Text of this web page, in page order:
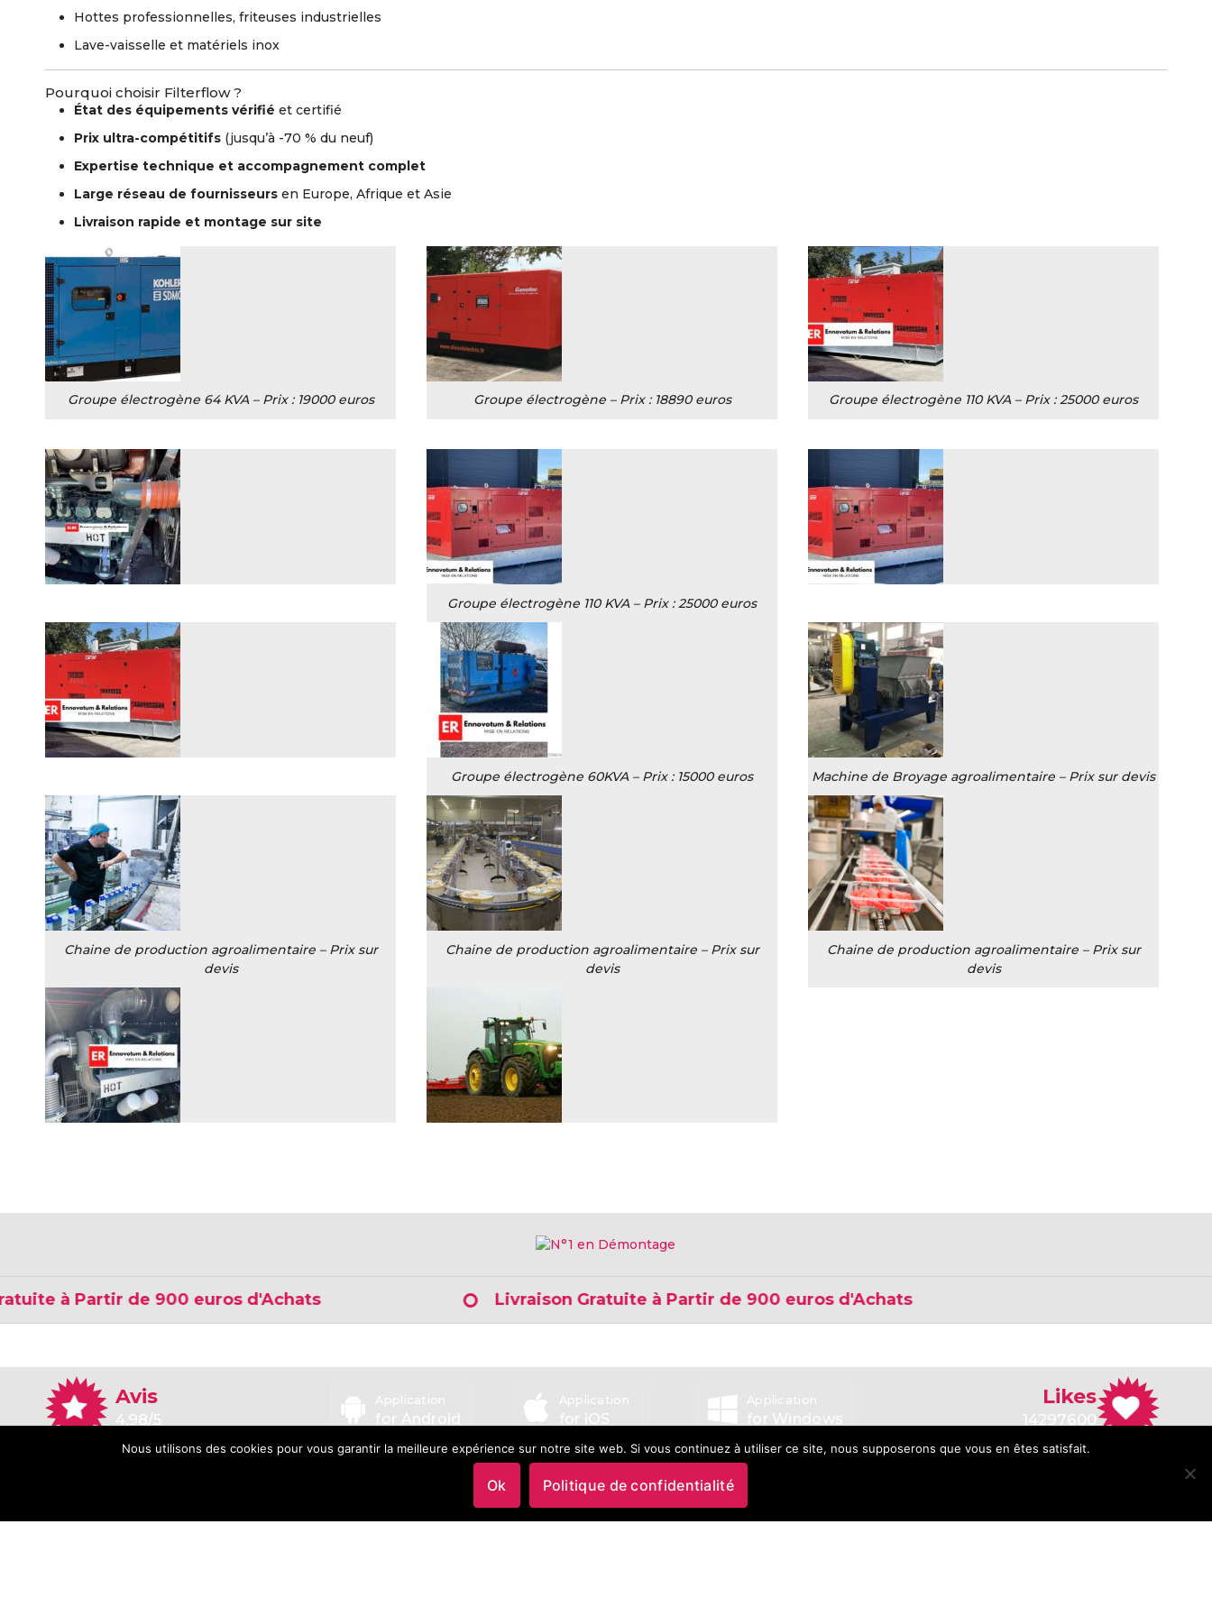
Hottes professionnelles, friteuses industrielles
Lave-vaisselle et matériels inox
Pourquoi choisir Filterflow ?
État des équipements vérifié et certifié
Prix ultra-compétitifs (jusqu’à -70 % du neuf)
Expertise technique et accompagnement complet
Large réseau de fournisseurs en Europe, Afrique et Asie
Livraison rapide et montage sur site
Groupe électrogène 64 KVA – Prix : 19000 euros Groupe électrogène – Prix : 18890 euros Groupe électrogène 110 KVA – Prix : 25000 euros
Groupe électrogène 110 KVA – Prix : 25000 euros
Groupe électrogène 60KVA – Prix : 15000 euros Machine de Broyage agroalimentaire – Prix sur devis
Chaine de production agroalimentaire – Prix sur
devis
Chaine de production agroalimentaire – Prix sur
devis
Chaine de production agroalimentaire – Prix sur
devis
à Partir de 900 euros d'Achats Livraison Gratuite à Partir de 900 euros d'Achats
Avis
4,98/5
Application
for Android
Application
for iOS
Application
for Windows
Likes
14297600
Nous utilisons des cookies pour vous garantir la meilleure expérience sur notre site web. Si vous continuez à utiliser ce site, nous supposerons que vous en êtes satisfait.
Ok Politique de confidentialité